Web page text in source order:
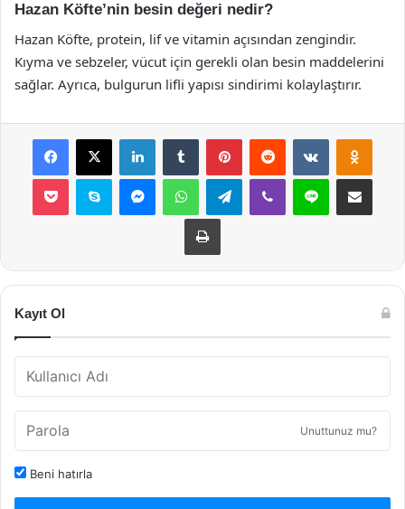
Hazan Köfte’nin besin değeri nedir?
Hazan Köfte, protein, lif ve vitamin açısından zengindir.
Kıyma ve sebzeler, vücut için gerekli olan besin maddelerini
sağlar. Ayrıca, bulgurun lifli yapısı sindirimi kolaylaştırır.
Facebook
X LinkedInTumblr PinterestReddit VKontakte
Pocket Skype MessengerWhatsAppTelegramViber Line E-Posta ile
Yazdır
Kayıt Ol
Unuttunuz mu?
Beni hatırla